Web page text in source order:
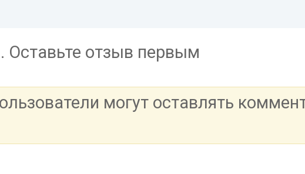
Оставьте отзыв первым
могут оставлять